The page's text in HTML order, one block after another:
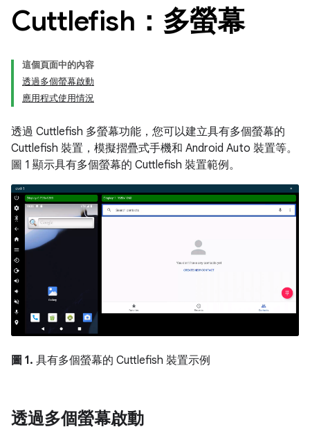
Cuttlefish：多螢幕
這個頁面中的內容
透過多個螢幕啟動
應用程式使用情況
透過 Cuttlefish 多螢幕功能，您可以建立具有多個螢幕的
Cuttlefish 裝置，模擬摺疊式手機和 Android Auto 裝置等。
圖 1 顯示具有多個螢幕的 Cuttlefish 裝置範例。
圖 1. 具有多個螢幕的 Cuttlefish 裝置示例
透過多個螢幕啟動